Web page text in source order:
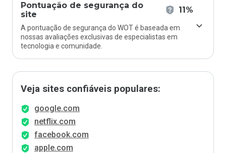
Pontuação de segurança do
site
11%
A pontuação de segurança do WOT é baseada em
nossas avaliações exclusivas de especialistas em
tecnologia e comunidade.
Veja sites confiáveis populares:
google.com
netflix.com
facebook.com
apple.com